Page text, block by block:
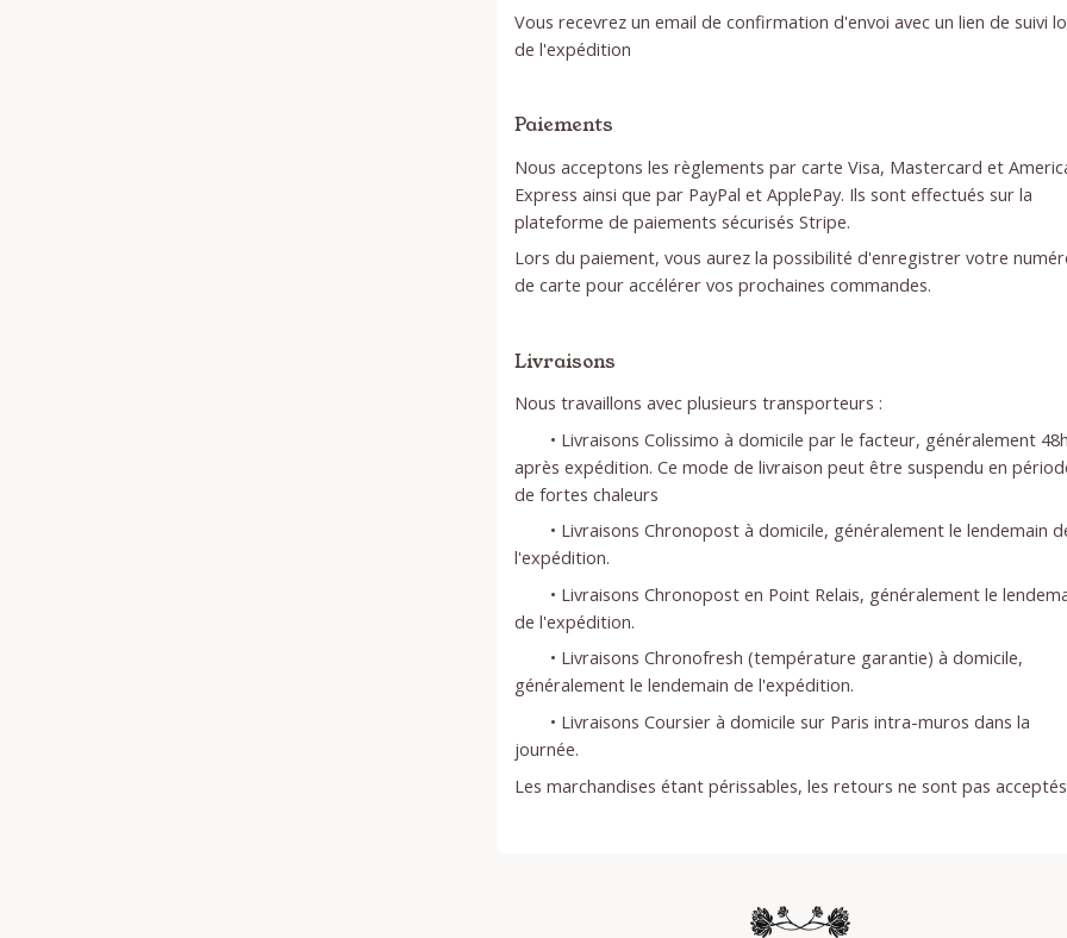
Vous recevrez un email de confirmation d'envoi avec un lien de suivi
de l'expédition
Paiements
Nous acceptons les règlements par carte Visa, Mastercard et
Express ainsi que par PayPal et ApplePay. Ils sont effectués sur la
plateforme de paiements sécurisés Stripe.
Lors du paiement, vous aurez la possibilité d'enregistrer votre
de carte pour accélérer vos prochaines commandes.
Livraisons
Nous travaillons avec plusieurs transporteurs :
• Livraisons Colissimo à domicile par le facteur, généralement 48h
après expédition. Ce mode de livraison peut être suspendu en
de fortes chaleurs
• Livraisons Chronopost à domicile, généralement le lendemain
l'expédition.
• Livraisons Chronopost en Point Relais, généralement le
de l'expédition.
• Livraisons Chronofresh (température garantie) à domicile,
généralement le lendemain de l'expédition.
• Livraisons Coursier à domicile sur Paris intra-muros dans la
journée.
Les marchandises étant périssables, les retours ne sont pas